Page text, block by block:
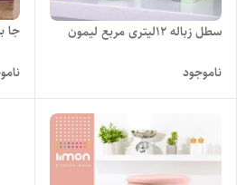
سطل زباله ۱۲لیتری مربع لیمون
ناموجود
جا برنجی